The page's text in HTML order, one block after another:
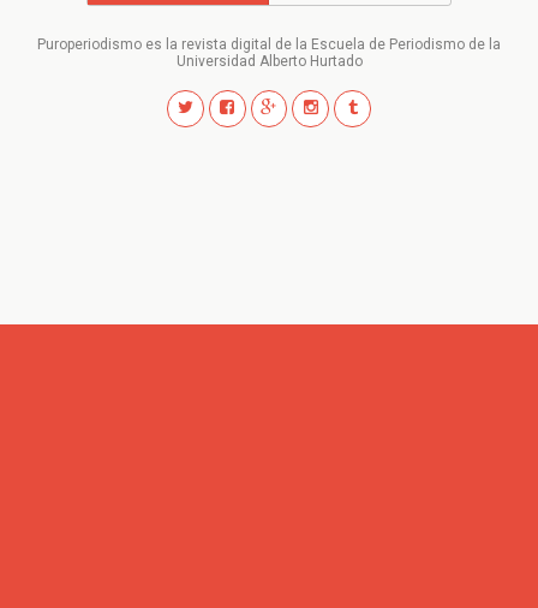
Puroperiodismo es la revista digital de la Escuela de Periodismo de la
Universidad Alberto Hurtado